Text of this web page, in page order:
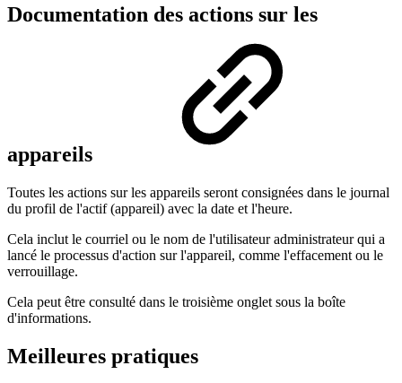
Documentation des actions sur les
appareils
Toutes les actions sur les appareils seront consignées dans le journal
du profil de l'actif (appareil) avec la date et l'heure.
Cela inclut le courriel ou le nom de l'utilisateur administrateur qui a
lancé le processus d'action sur l'appareil, comme l'effacement ou le
verrouillage.
Cela peut être consulté dans le troisième onglet sous la boîte
d'informations.
Meilleures pratiques